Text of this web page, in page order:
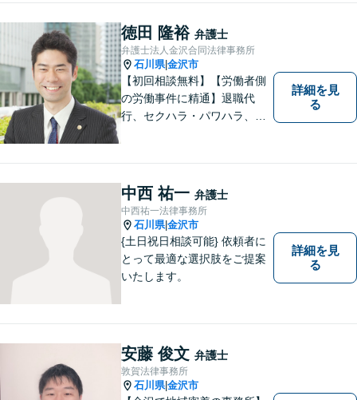
婚問題／相続問題／刑事事件
など、幅広く対応可能。【夜
間／休日対応可能】どうぞお
気軽にご相談ください。
徳田 隆裕 弁護士
弁護士法人金沢合同法律事務所
石川県|金沢市
【初回相談無料】【労働者側
の労働事件に精通】退職代
行、セクハラ・パワハラ、労
上】離婚問題、不動産トラブ
ルも対応可能【メール相談／
ビデオ面談可】【土曜日も対
応】
詳細を見
る
中西 祐一 弁護士
中西祐一法律事務所
石川県|金沢市
{土日祝日相談可能} 依頼者に
とって最適な選択肢をご提案
いたします。
詳細を見
る
安藤 俊文 弁護士
敦賀法律事務所
石川県|金沢市